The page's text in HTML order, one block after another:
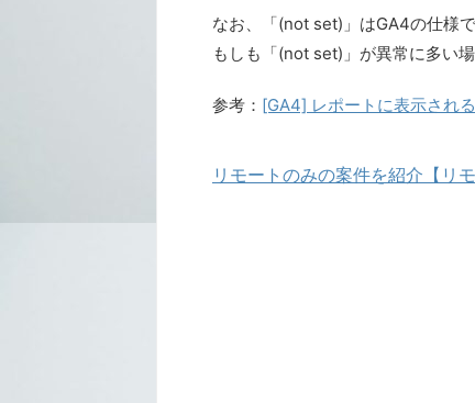
なお、「(not set)」はGA4の仕様
もしも「(not set)」が異常に多い
参考： [GA4] レポートに表示され
リモートのみの案件を紹介【リモ